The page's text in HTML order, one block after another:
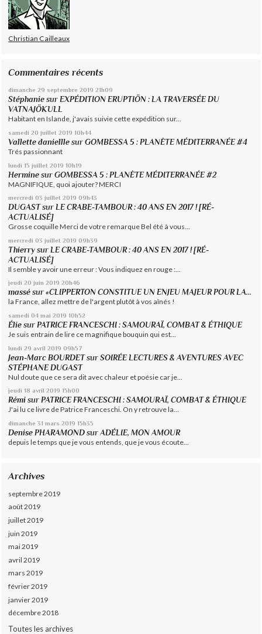
Christian Cailleaux
Commentaires récents
dimanche 29 septembre 2019 21h09
Stéphanie surEXPÉDITION ERUPTIÖN : LA TRAVERSÉE DU
VATNAJÖKULL
Habitant en Islande, j'avais suivie cette expédition sur...
samedi 20 juillet 2019 10h44
Vallette daniellle surGOMBESSA 5 : PLANÈTE MÉDITERRANÉE #4
Trés passionnant
lundi 15 juillet 2019 10h19
Hermine surGOMBESSA 5 : PLANÈTE MÉDITERRANÉE #2
MAGNIFIQUE, quoi ajouter? MERCI
mercredi 03 juillet 2019 09h43
DUGASTsurLE CRABE-TAMBOUR : 40 ANS EN 2017 ! [RÉ-
ACTUALISÉ]
Grosse coquille Merci de votre remarque Bel été à vous...
mercredi 03 juillet 2019 09h39
Thierry sur LE CRABE-TAMBOUR : 40 ANS EN 2017 ! [RÉ-
ACTUALISÉ]
Il semble y avoir une erreur : Vous indiquez en rouge :...
jeudi 20 juin 2019 20h46
massé sur«CLIPPERTON CONSTITUE UN ENJEU MAJEUR POUR LA...
la France, allez mettre de l'argent plutôt à vos aînés !
samedi 04 mai 2019 10h52
Élie surPATRICE FRANCESCHI : SAMOURAÏ, COMBAT & ÉTHIQUE
Je suis entrain de lire ce magnifique bouquin qui est...
lundi 29 avril 2019 09h57
Jean-Marc BOURDETsurSOIRÉE LECTURES & AVENTURES AVEC
STÉPHANE DUGAST
Nul doute que ce sera dit avec chaleur et poésie car je...
jeudi 18 avril 2019 15h00
Rémi surPATRICE FRANCESCHI : SAMOURAÏ, COMBAT & ÉTHIQUE
J'ai lu ce livre de Patrice Franceschi. On y retrouve la...
dimanche 31 mars 2019 15h35
Denise PHARAMOND surADÉLIE, MON AMOUR
depuis le temps que je vous entends, que je vous écoute...
Archives
septembre 2019
août 2019
juillet 2019
juin 2019
mai 2019
avril 2019
mars 2019
février 2019
janvier 2019
décembre 2018
Toutes les archives